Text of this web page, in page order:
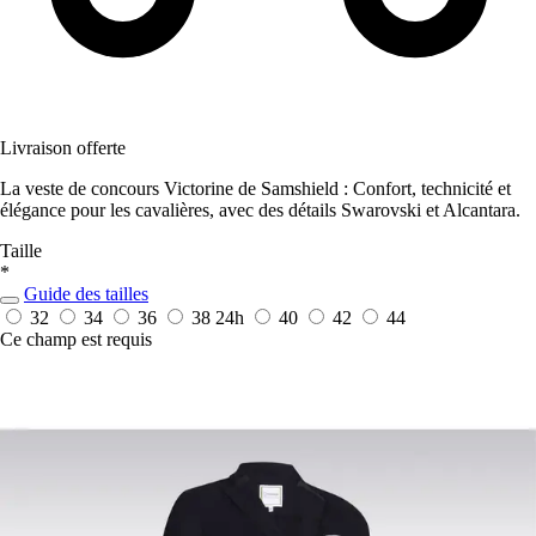
Livraison offerte
La veste de concours Victorine de Samshield : Confort, technicité et
élégance pour les cavalières, avec des détails Swarovski et Alcantara.
Taille
*
Guide des tailles
32
34 36 38 24h 40 42
44
Ce champ est requis